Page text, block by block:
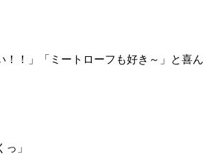
！！」「ミートローフも好き～」と喜ん
」